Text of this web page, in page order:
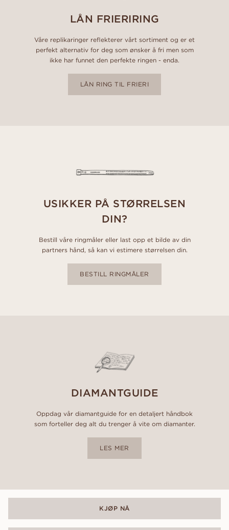
LÅN FRIERIRING
Våre replikaringer reflekterer vårt sortiment og er et
perfekt alternativ for deg som ønsker å fri men som
ikke har funnet den perfekte ringen - enda.
LÅN RING TIL FRIERI
USIKKER PÅ STØRRELSEN
DIN?
Bestill våre ringmåler eller last opp et bilde av din
partners hånd, så kan vi estimere størrelsen din.
BESTILL RINGMÅLER
DIAMANTGUIDE
Oppdag vår diamantguide for en detaljert håndbok
som forteller deg alt du trenger å vite om diamanter.
LES MER
KJØP NÅ